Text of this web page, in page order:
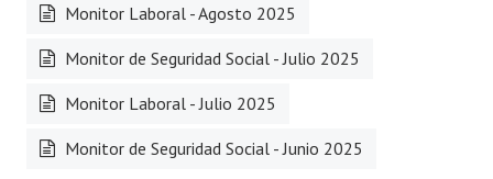
Monitor Laboral - Agosto 2025
Monitor de Seguridad Social - Julio 2025
Monitor Laboral - Julio 2025
Monitor de Seguridad Social - Junio 2025